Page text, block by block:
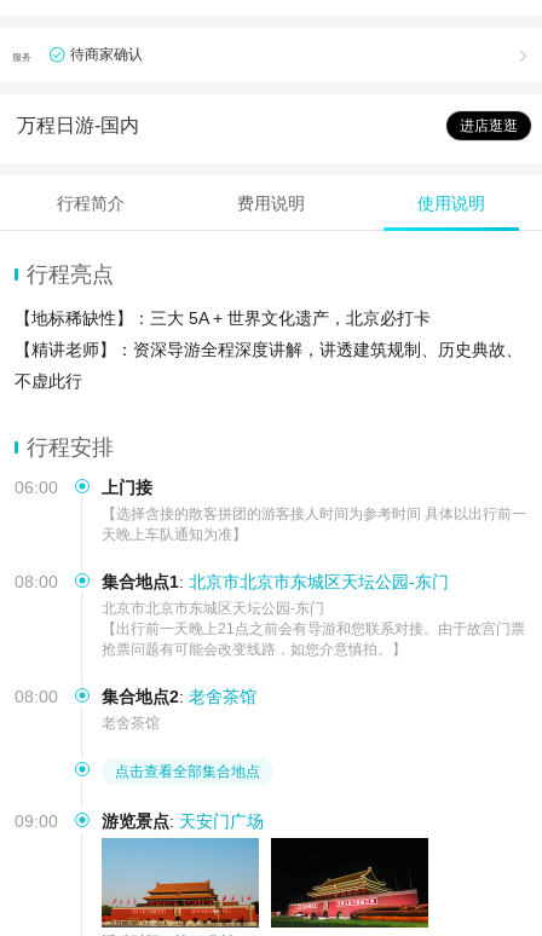
服务 待商家确认 
万程日游-国内 进店逛逛
行程简介 费用说明 使用说明
行程亮点
【地标稀缺性】：三大 5A + 世界文化遗产，北京必打卡
【精讲老师】：资深导游全程深度讲解，讲透建筑规制、历史典故、
不虚此行
得行程安排
06:00 上门接
【选择含接的散客拼团的游客接人时间为参考时间 具体以出行前一
天晚上车队通知为准】
08:00 集合地点1: 北京市北京市东城区天坛公园-东门
北京市北京市东城区天坛公园-东门
【出行前一天晚上21点之前会有导游和您联系对接。由于故宫门票
抢票问题有可能会改变线路，如您介意慎拍。】
08:00 集合地点2: 老舍茶馆
老舍茶馆
点击查看全部集合地点
09:00 游览景点: 天安门广场